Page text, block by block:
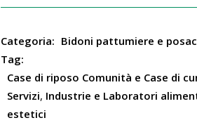
Categoria: Bidoni pattumiere e
Tag:
Case di riposo Comunità e Case di
Servizi, Industrie e Laboratori
estetici